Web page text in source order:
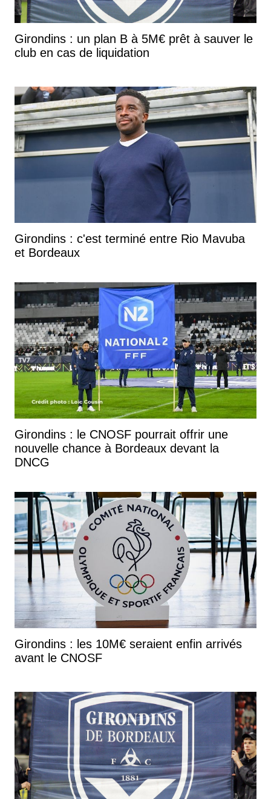
Girondins : un plan B à 5M€ prêt à sauver le
club en cas de liquidation
Girondins : c'est terminé entre Rio Mavuba
et Bordeaux
Girondins : le CNOSF pourrait offrir une
nouvelle chance à Bordeaux devant la
DNCG
Girondins : les 10M€ seraient enfin arrivés
avant le CNOSF